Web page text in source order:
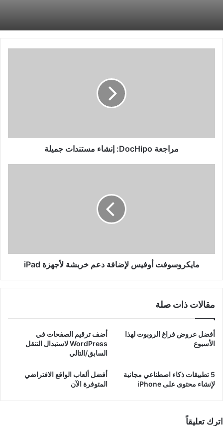
مراجعة DocHipo: إنشاء مستندات جميلة
مايكروسوفت أوفيس لإضافة دعم خربشة لأجهزة iPad
مقالات ذات صلة
أفضل عروض فراغ الروبوت لهذا
الأسبوع
أضف ترقيم الصفحات في
WordPress لاستبدال التنقل
السابق/التالي
5 تطبيقات ذكاء اصطناعي مجانية
لإنشاء محتوى على iPhone
أفضل ألعاب الواقع الافتراضي
المتوفرة الآن
اترك تعليقاً